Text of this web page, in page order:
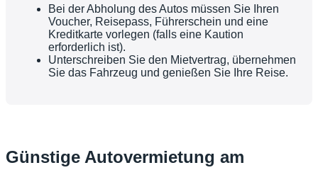
Bei der Abholung des Autos müssen Sie Ihren
Voucher, Reisepass, Führerschein und eine
Kreditkarte vorlegen (falls eine Kaution
erforderlich ist).
Unterschreiben Sie den Mietvertrag, übernehmen
Sie das Fahrzeug und genießen Sie Ihre Reise.
Günstige Autovermietung am